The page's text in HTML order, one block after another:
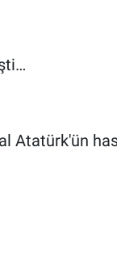
Atatürk'ün